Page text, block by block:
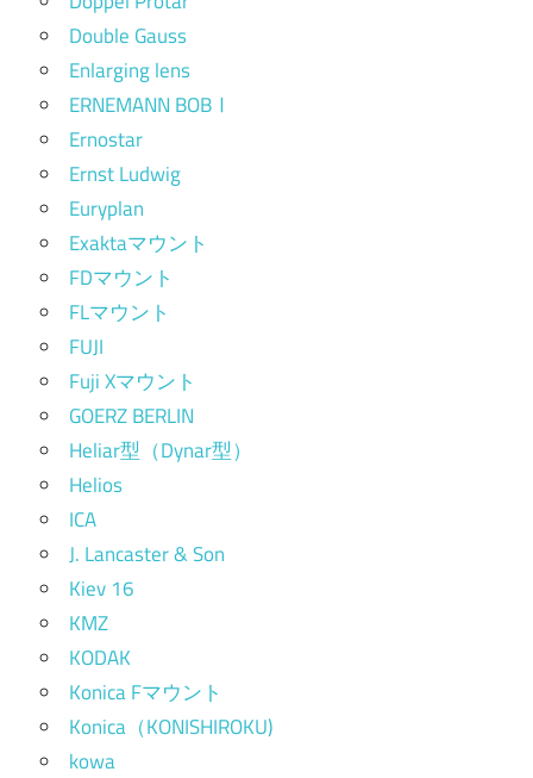
Double Gauss
Enlarging lens
ERNEMANN BOBⅠ
Ernostar
Ernst Ludwig
Euryplan
Exaktaマウント
FDマウント
FLマウント
FUJI
Fuji Xマウント
GOERZ BERLIN
Heliar型（Dynar型）
Helios
ICA
J. Lancaster & Son
Kiev 16
KMZ
KODAK
Konica Fマウント
Konica（KONISHIROKU)
kowa